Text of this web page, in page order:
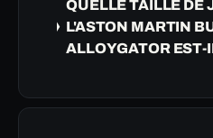
QUELLE TAILLE DE
L'ASTON MARTIN
ALLOYGATOR EST-